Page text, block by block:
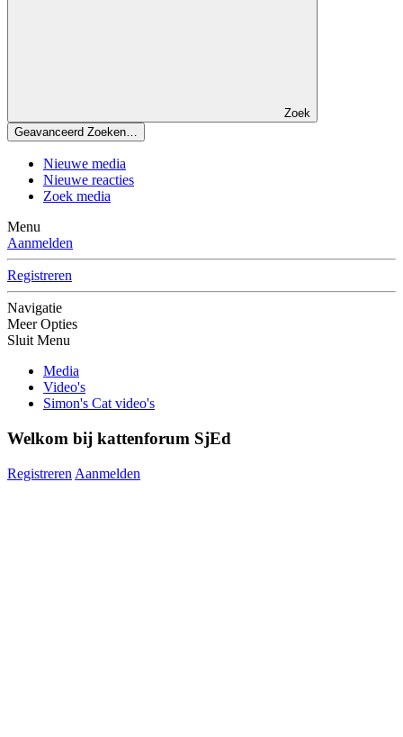
Zoek
Geavanceerd Zoeken…
Nieuwe media
Nieuwe reacties
Zoek media
Menu
Aanmelden
Registreren
Navigatie
Meer Opties
Sluit Menu
Media
Video's
Simon's Cat video's
Welkom bij kattenforum SjEd
Registreren Aanmelden